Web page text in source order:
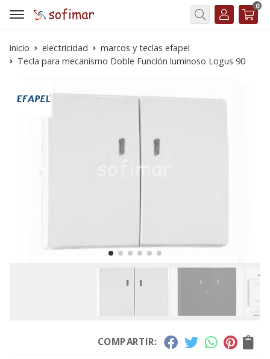
Buscar
0
inicio electricidad
marcos y teclas efapel
Tecla para mecanismo Doble Función luminoso Logus 90
COMPARTIR: